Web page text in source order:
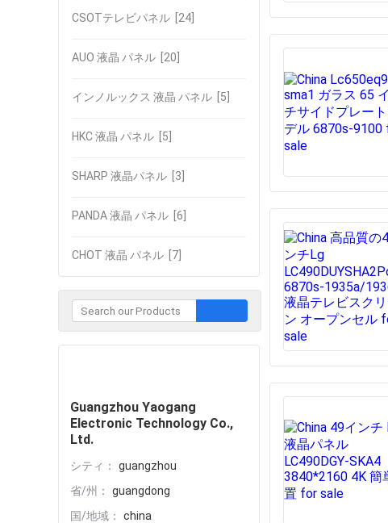
CSOTテレビパネル [24]
AUO 液晶 パネル [20]
インノルックス 液晶 パネル [5]
HKC 液晶 パネル [5]
SHARP 液晶パネル [3]
PANDA 液晶 パネル [6]
CHOT 液晶 パネル [7]
Guangzhou Yaogang
Electronic Technology Co.,
Ltd.
シティ：
guangzhou
省/州：
guangdong
国/地域：
china